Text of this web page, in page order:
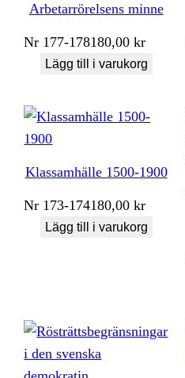
Arbetarrörelsens minne
Nr 177-178180,00kr
Lägg till i varukorg
Klassamhälle 1500-1900
Nr 173-174180,00kr
Lägg till i varukorg